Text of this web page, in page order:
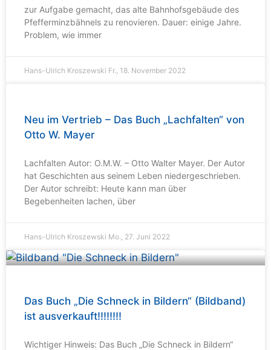
zur Aufgabe gemacht, das alte Bahnhofsgebäude des
Pfefferminzbähnels zu renovieren. Dauer: einige Jahre.
Problem, wie immer
Hans-Ulrich Kroszewski Fr., 18. November 2022
Neu im Vertrieb – Das Buch „Lachfalten“ von
Otto W. Mayer
Lachfalten Autor: O.M.W. – Otto Walter Mayer. Der Autor
hat Geschichten aus seinem Leben niedergeschrieben.
Der Autor schreibt: Heute kann man über
Begebenheiten lachen, über
Hans-Ulrich Kroszewski Mo., 27. Juni 2022
Das Buch „Die Schneck in Bildern“ (Bildband)
ist ausverkauft!!!!!!!!
Wichtiger Hinweis: Das Buch „Die Schneck in Bildern“